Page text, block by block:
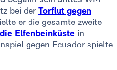
bei der Torflut gegen
er die gesamte zweite
Elfenbeinküste in
gegen Ecuador spielte